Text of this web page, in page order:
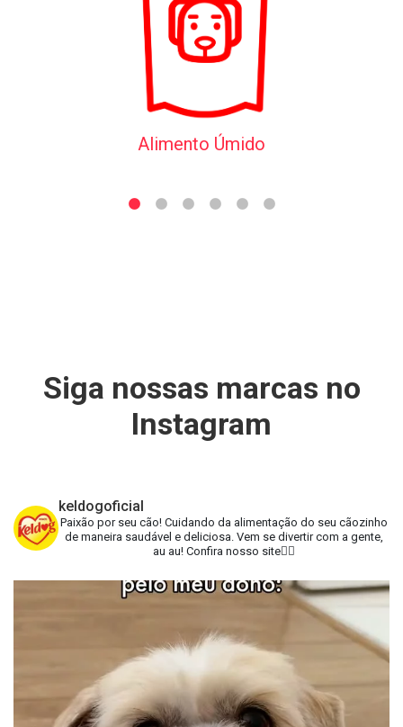
Alimento Úmido
Siga nossas marcas no
Instagram
keldogoficial
Paixão por seu cão! Cuidando da alimentação do seu cãozinho
de maneira saudável e deliciosa. Vem se divertir com a gente,
au au! Confira nosso site👇🏻